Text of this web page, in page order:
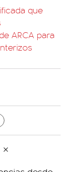
que
ARCA para